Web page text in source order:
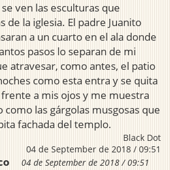
ven las esculturas que
de la iglesia. El padre Juanito
a un cuarto en el ala donde
pasos lo separan de mi
atravesar, como antes, el patio
como esta entra y se quita
a mis ojos y me muestra
las gárgolas musgosas que
fachada del templo.
Black Dot
04 de September de 2018 / 09:51
04 de September de 2018 / 09:51